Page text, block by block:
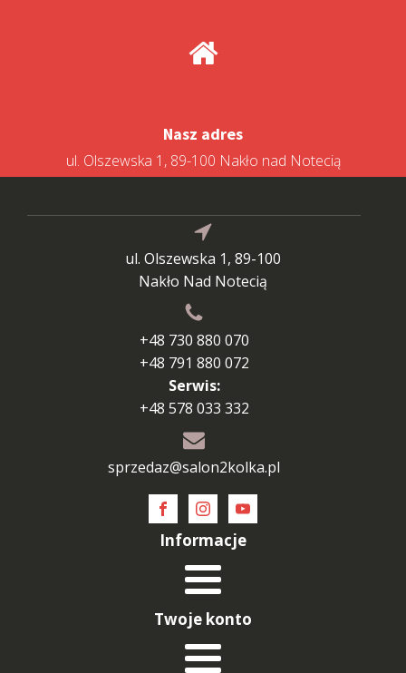
Nasz adres
ul. Olszewska 1, 89-100 Nakło nad Notecią
ul. Olszewska 1, 89-100
Nakło Nad Notecią
+48 730 880 070
+48 791 880 072
Serwis:
+48 578 033 332
sprzedaz@salon2kolka.pl
Informacje
Twoje konto